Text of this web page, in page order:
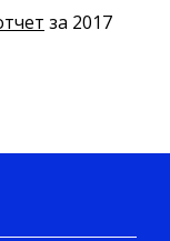
за 2017